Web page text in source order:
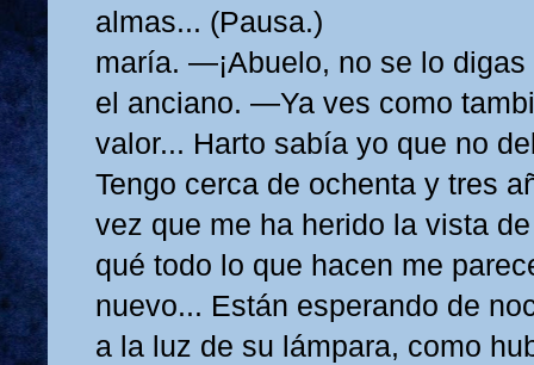
almas... (Pausa.)
maría. —¡Abuelo, no se lo digas
el anciano. —Ya ves como
valor... Harto sabía yo que no
Tengo cerca de ochenta y tres
vez que me ha herido la vista
qué todo lo que hacen me
nuevo... Están esperando de
a la luz de su lámpara, como